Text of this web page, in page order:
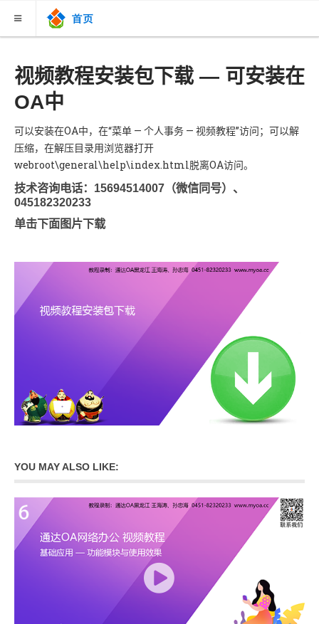
关于我们
新闻联播
案例故事
下载中心
联系购买
视频教程安装包下载 — 可安装在
OA中
可以安装在OA中，在“菜单 — 个人事务 — 视频教程”访问；可以解
压缩，在解压目录用浏览器打开
webroot\general\help\index.html脱离OA访问。
技术咨询电话：15694514007（微信同号）、
045182320233
单击下面图片下载
YOU MAY ALSO LIKE: